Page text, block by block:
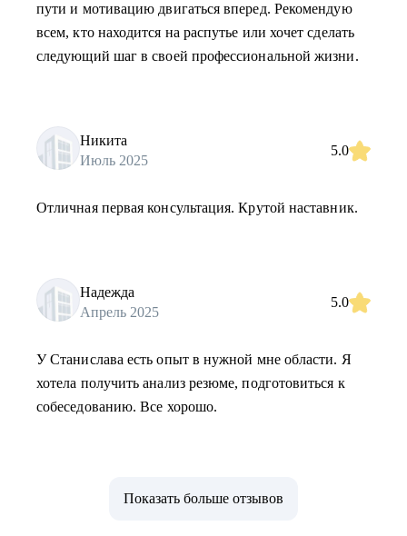
пути и мотивацию двигаться вперед. Рекомендую
всем, кто находится на распутье или хочет сделать
следующий шаг в своей профессиональной жизни.
Никита
Июль 2025
5.0
Отличная первая консультация. Крутой наставник.
Надежда
Апрель 2025
5.0
У Станислава есть опыт в нужной мне области. Я
хотела получить анализ резюме, подготовиться к
собеседованию. Все хорошо.
Показать больше отзывов